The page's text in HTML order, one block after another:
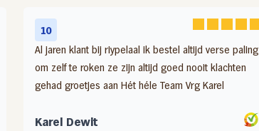
10
Al jaren klant bij riypelaal ik bestel altijd verse paling
om zelf te roken ze zijn altijd goed nooit klachten
gehad groetjes aan Hét héle Team Vrg Karel
Karel Dewit